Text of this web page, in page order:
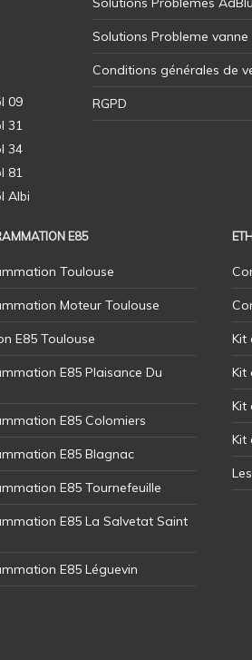
Solutions Probleme vanne
Conditions générales de
RGPD
E85
Toulouse
Moteur Toulouse
E85 Toulouse
E85 Plaisance Du
E85 Colomiers
E85 Blagnac
E85 Tournefeuille
E85 La Salvetat Saint
E85 Léguevin
Kit
Kit
Kit
Kit
09
31
34
81
Albi